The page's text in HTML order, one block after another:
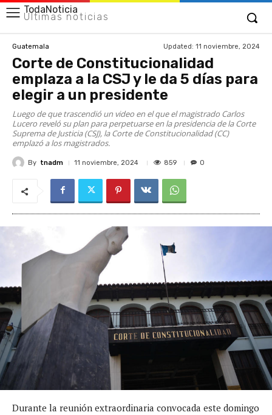
TodaNoticia
Últimas noticias
Guatemala Updated: 11 noviembre, 2024
Corte de Constitucionalidad
emplaza a la CSJ y le da 5 días para
elegir a un presidente
Luego de que trascendió un video en el que el magistrado Carlos
Lucero reveló su plan para perpetuarse en la presidencia de la Corte
Suprema de Justicia (CSJ), la Corte de Constitucionalidad (CC)
emplazó a los magistrados.
By tnadm 11 noviembre, 2024 859 0
Durante la reunión extraordinaria convocada este domingo